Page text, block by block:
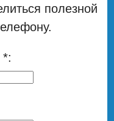
полезной